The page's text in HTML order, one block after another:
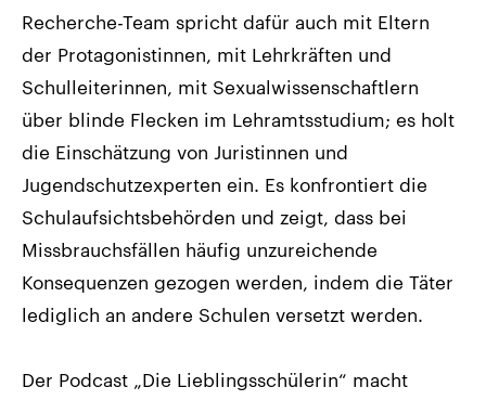
Recherche-Team spricht dafür auch mit Eltern
der Protagonistinnen, mit Lehrkräften und
Schulleiterinnen, mit Sexualwissenschaftlern
über blinde Flecken im Lehramtsstudium; es holt
die Einschätzung von Juristinnen und
Jugendschutzexperten ein. Es konfrontiert die
Schulaufsichtsbehörden und zeigt, dass bei
Missbrauchsfällen häufig unzureichende
Konsequenzen gezogen werden, indem die Täter
lediglich an andere Schulen versetzt werden.
Der Podcast „Die Lieblingsschülerin“ macht